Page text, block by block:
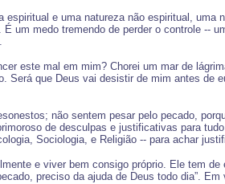
e uma natureza não espiritual,
um medo tremendo de perder o controle --
este mal em mim? Chorei um mar de
que Deus vai desistir de mim antes de
não sentem pesar pelo pecado,
de desculpas e justificativas para
Sociologia, e Religião -- para achar
e viver bem consigo próprio. Ele tem
preciso da ajuda de Deus todo dia”.